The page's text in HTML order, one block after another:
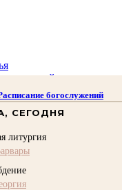
Воскресной школы
богослужений
СЕГОДНЯ
литургия